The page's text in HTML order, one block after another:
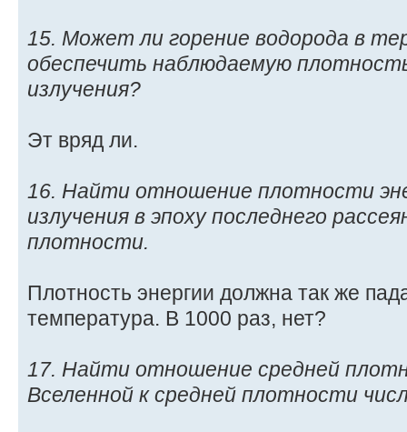
15. Может ли горение водорода в
обеспечить наблюдаемую
излучения?
Эт вряд ли.
16. Найти отношение плотности
излучения в эпоху последнего
плотности.
Плотность энергии должна так же
температура. В 1000 раз, нет?
17. Найти отношение средней
Вселенной к средней плотности